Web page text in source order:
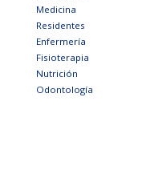
Medicina
Residentes
Enfermería
Fisioterapia
Nutrición
Odontología